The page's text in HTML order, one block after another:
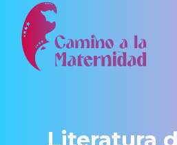
Saltar
contenido